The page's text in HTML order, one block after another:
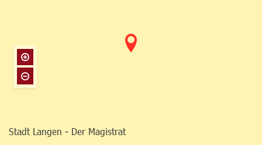
Stadt Langen - Der Magistrat